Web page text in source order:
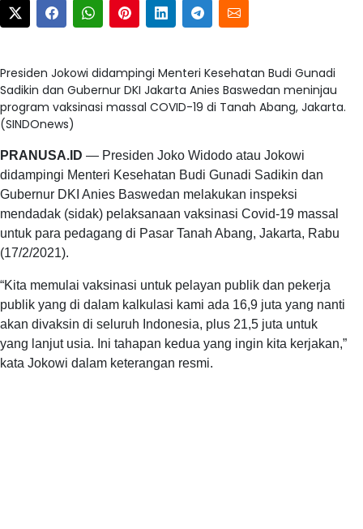
Presiden Jokowi didampingi Menteri Kesehatan Budi Gunadi
Sadikin dan Gubernur DKI Jakarta Anies Baswedan meninjau
program vaksinasi massal COVID-19 di Tanah Abang, Jakarta.
(SINDOnews)
PRANUSA.ID — Presiden Joko Widodo atau Jokowi
didampingi Menteri Kesehatan Budi Gunadi Sadikin dan
Gubernur DKI Anies Baswedan melakukan inspeksi
mendadak (sidak) pelaksanaan vaksinasi Covid-19 massal
untuk para pedagang di Pasar Tanah Abang, Jakarta, Rabu
(17/2/2021).
“Kita memulai vaksinasi untuk pelayan publik dan pekerja
publik yang di dalam kalkulasi kami ada 16,9 juta yang nanti
akan divaksin di seluruh Indonesia, plus 21,5 juta untuk
yang lanjut usia. Ini tahapan kedua yang ingin kita kerjakan,”
kata Jokowi dalam keterangan resmi.